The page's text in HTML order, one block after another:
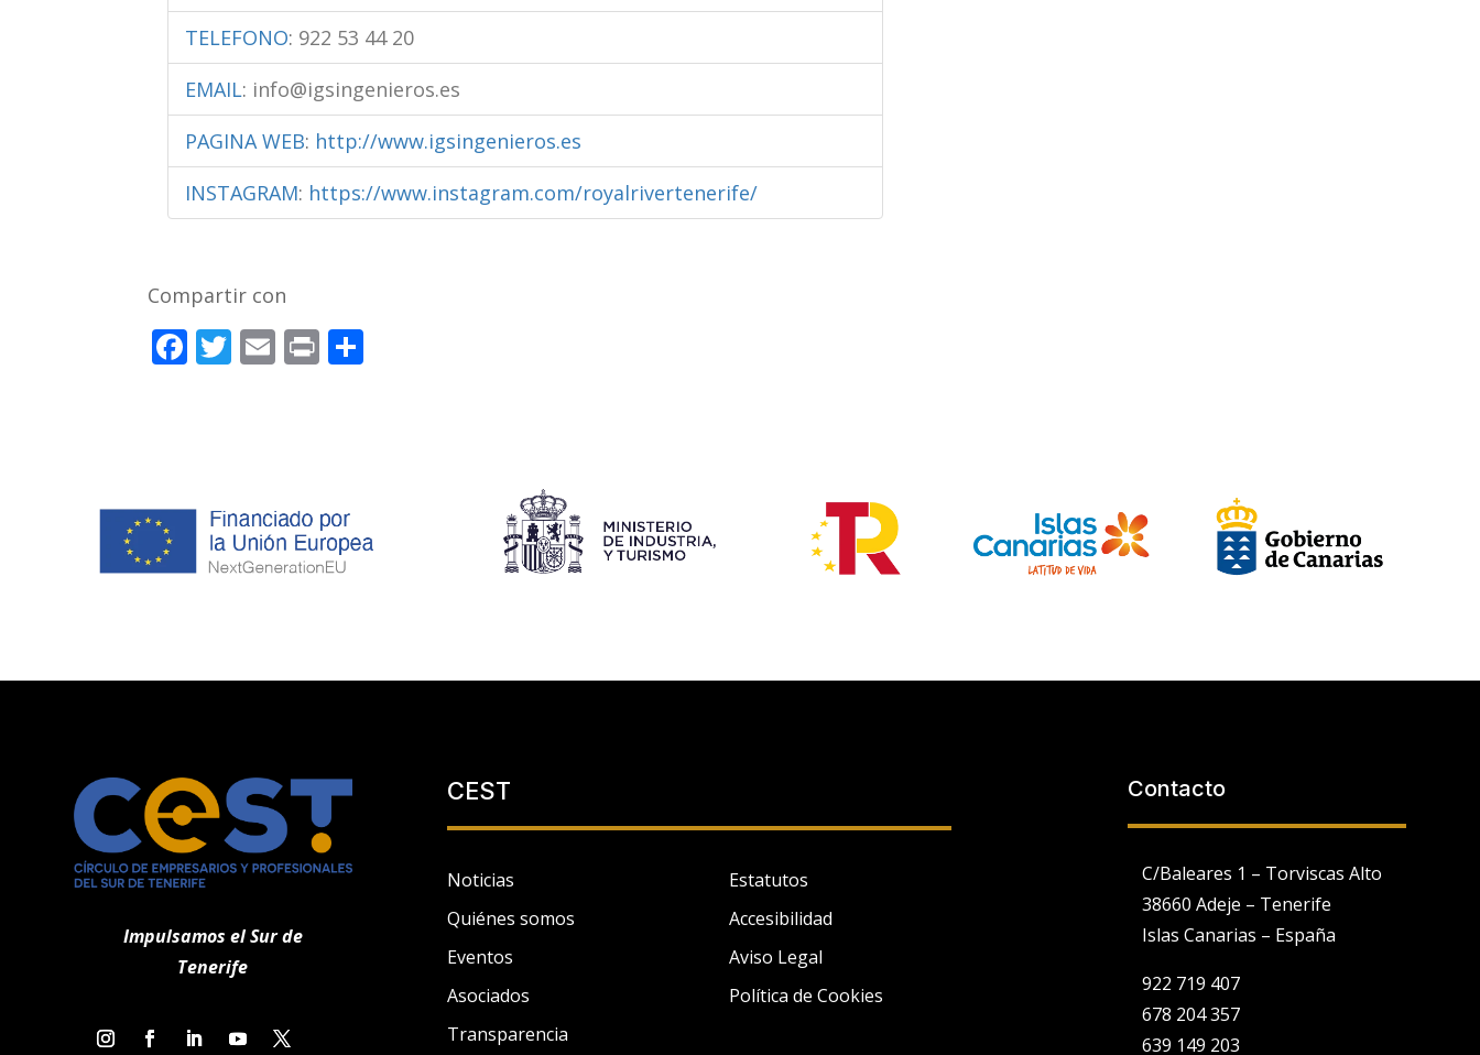
TELEFONO: 922 53 44 20
EMAIL: info@igsingenieros.es
PAGINA WEB: http://www.igsingenieros.es
INSTAGRAM: https://www.instagram.com/royalrivertenerife/
Compartir con
F
o
T E Pr
r
Impulsamos el Sur de
Tenerife
CEST
Noticias
Quiénes somos
Eventos
Asociados
Transparencia
Estatutos
Accesibilidad
Aviso Legal
Política de Cookies
Contacto
C/Baleares 1 – Torviscas Alto
38660 Adeje – Tenerife
Islas Canarias – España
922 719 407
678 204 357
639 149 203